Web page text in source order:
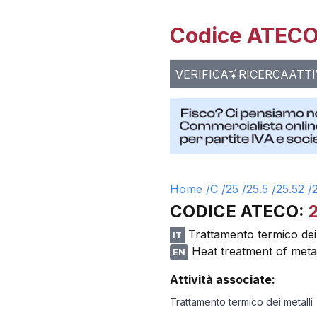
Codice
VERIFICA RICERCA
Home /C /25 /25.5 /25.52 /
CODICE ATECO:
IT Trattamento termico
EN
Heat treatment of
Attività associate:
Trattamento termico dei metalli